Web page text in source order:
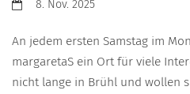
Datum:8. Nov. 2025
An jedem ersten Samstag im
margaretaS ein Ort für viele
nicht lange in Brühl und wollen